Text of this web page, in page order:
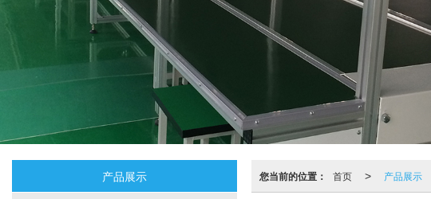
您当前的位置： 首页 > 产品展示
产品展示